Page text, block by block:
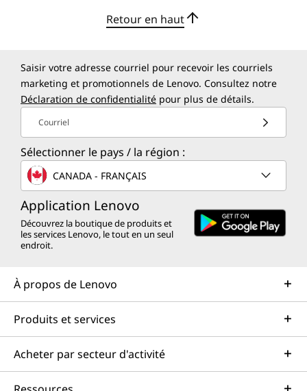
Stylo vendu séparément
Gagnez du temps et augmentez votre capacité
à faire les choses que vous voulez avec le
processeur Intel
® e
Chromebook IdeaPad Flex 5i Plus. Avec une
conception première en son genre, profitez de
la puissance d'un processeur conçu pour le
vitesses de diffusion et de connectivité jusqu'à
trois fois plus rapides avec Intel WiFi 6E*,
tandis que les options de stockage rapides
vos fichiers les plus importants.
Retour en haut
Saisir votre adresse courriel pour recevoir les courriels
marketing et promotionnels de Lenovo. Consultez notre
Déclaration de confidentialité pour plus de détails.
Courriel
Sélectionner le pays / la région :
CANADA - FRANÇAIS
Application Lenovo
Découvrez la boutique de produits et
les services Lenovo, le tout en un seul
endroit.
À propos de Lenovo
Produits et services
Acheter par secteur d'activité